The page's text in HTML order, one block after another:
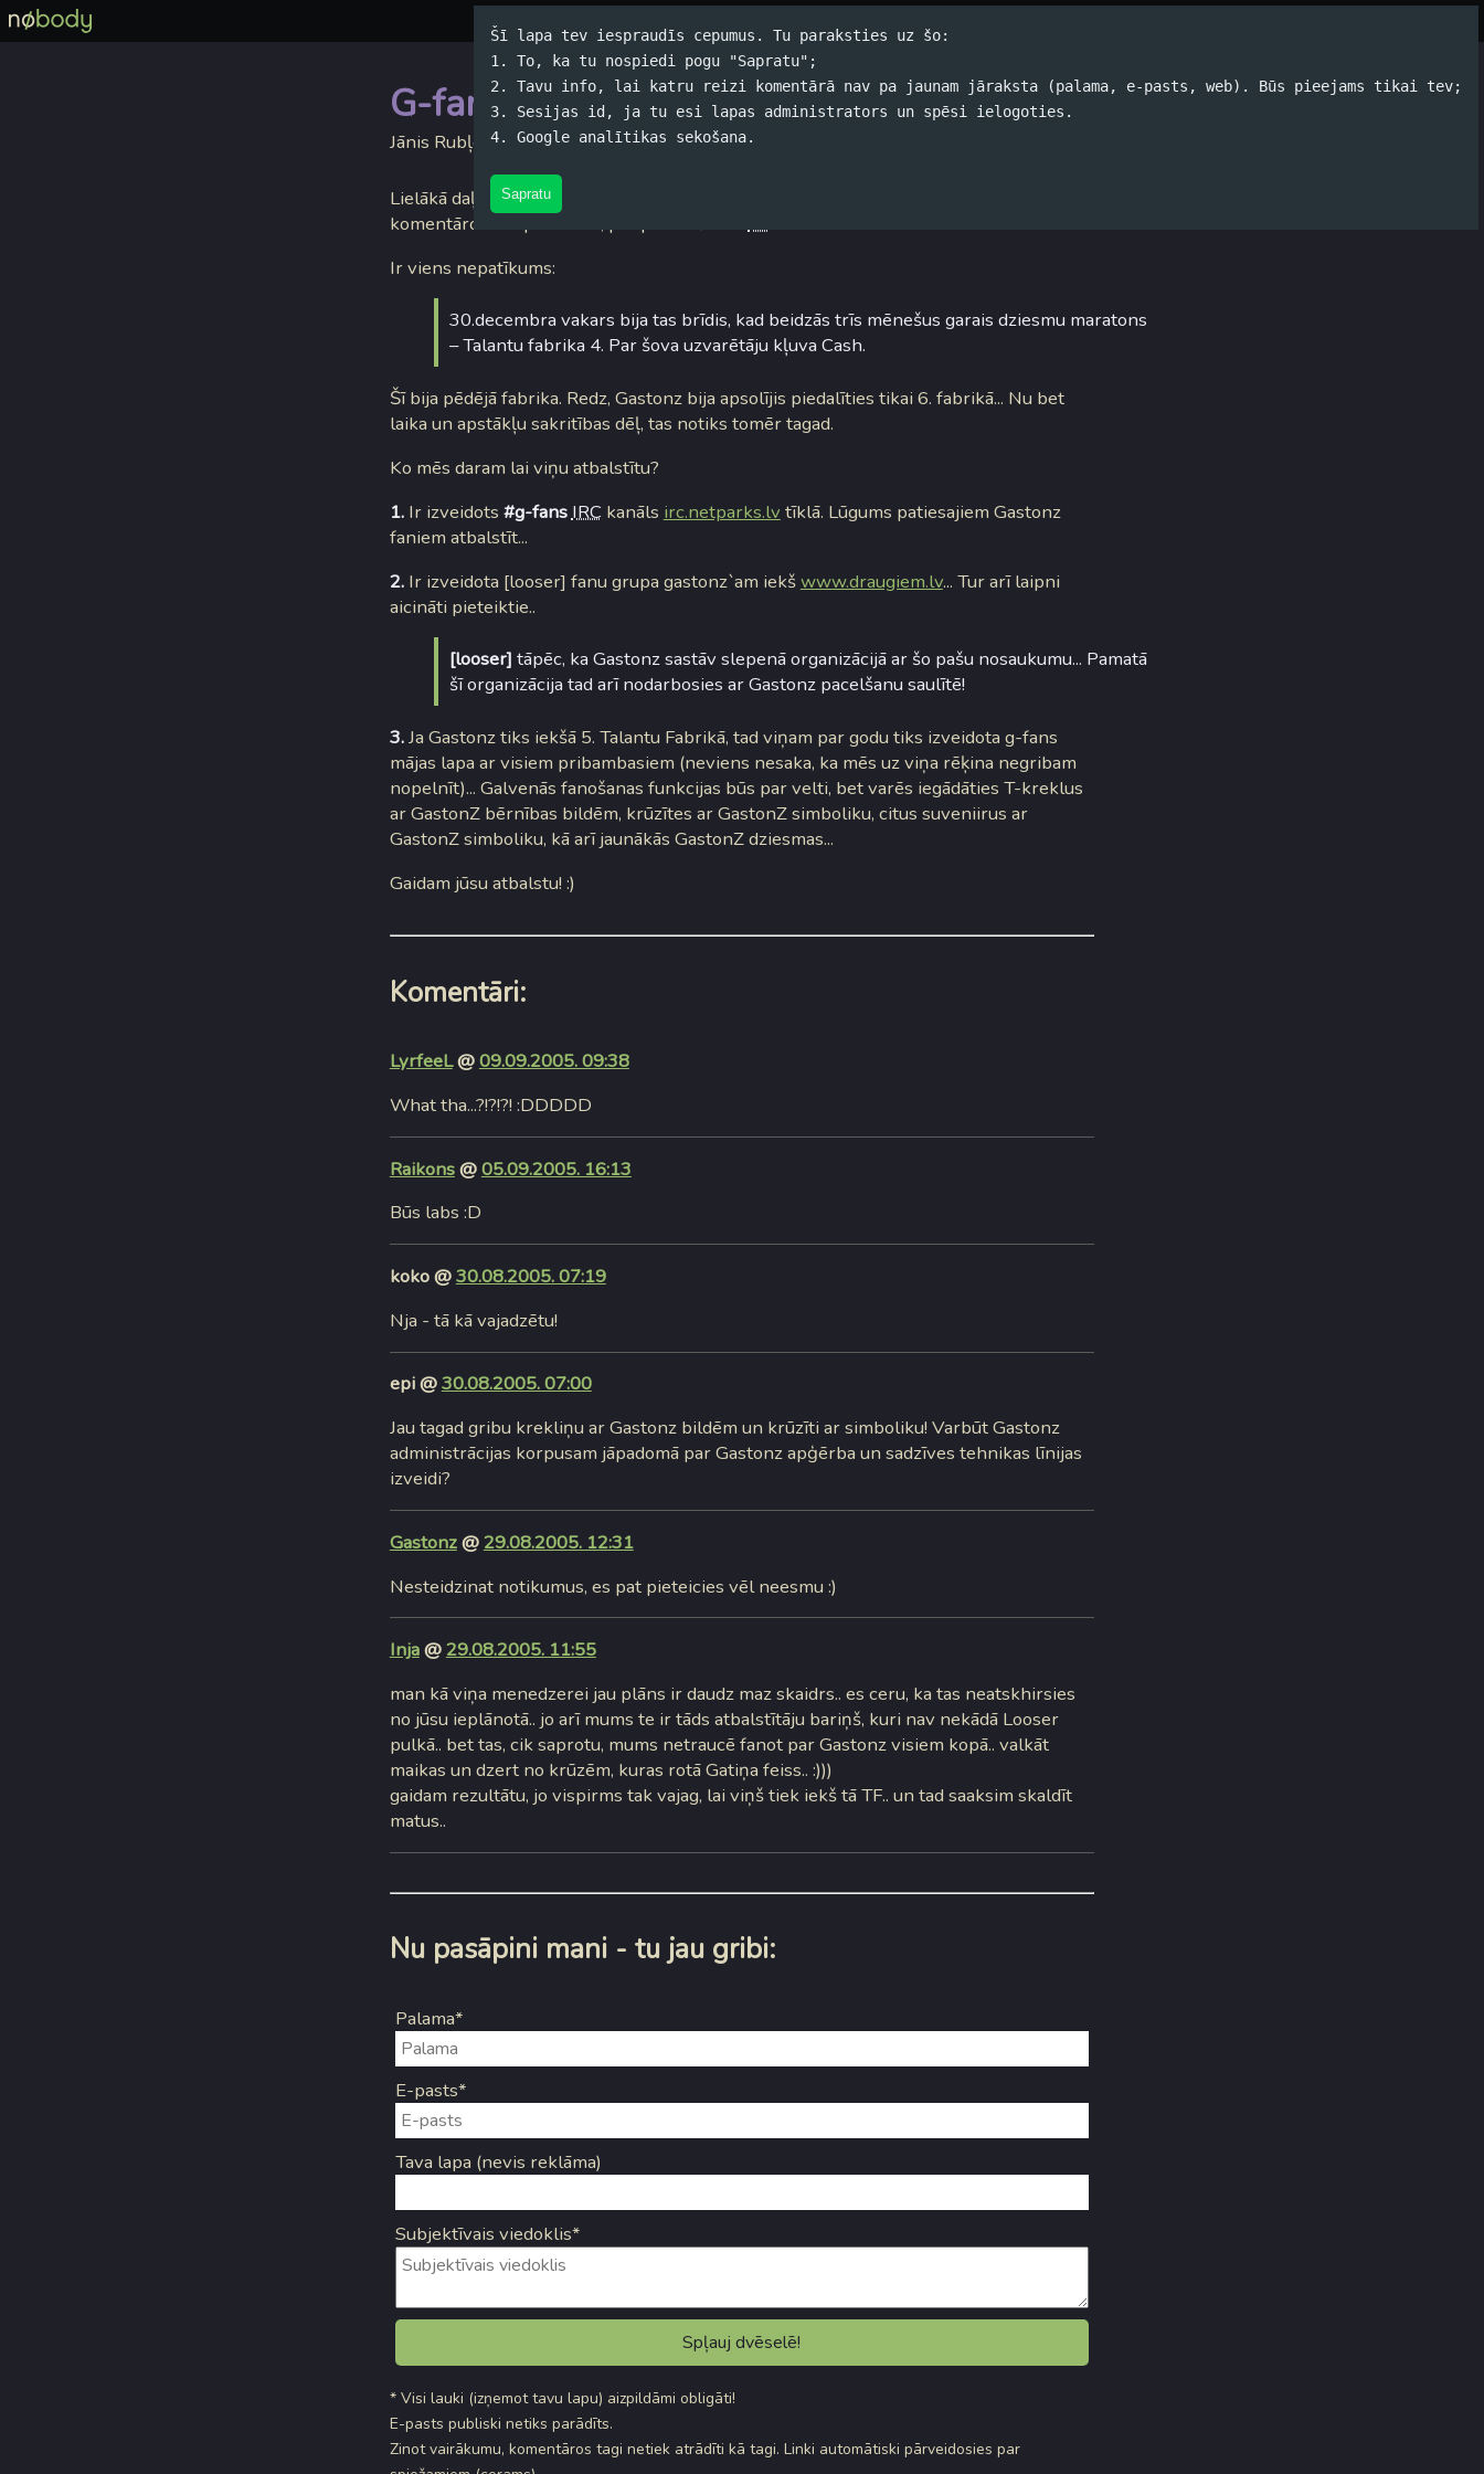
Šī lapa tev iespraudīs cepumus. Tu paraksties uz šo:
1. To, ka tu nospiedi pogu "Sapratu";
2. Tavu info, lai katru reizi komentārā nav pa jaunam jāraksta (palama, e-pasts, web). Būs pieejams tikai tev;
3. Sesijas id, ja tu esi lapas administrators un spēsi ielogoties.
4. Google analītikas sekošana.
Sapratu
G-fans
Jānis Rubļevskis (koko) / 29.08.2005. 07:23 /
Lielākā daļa jau ir dzirdējusi, ka
komentāros var palasīties, par pieteikšanosTF
Ir viens nepatīkums:
30.decembra vakars bija tas brīdis, kad beidzās trīs mēnešus garais dziesmu maratons
– Talantu fabrika 4. Par šova uzvarētāju kļuva Cash.
Šī bija pēdējā fabrika. Redz, Gastonz bija apsolījis piedalīties tikai 6. fabrikā... Nu bet
laika un apstākļu sakritības dēļ, tas notiks tomēr tagad.
Ko mēs daram lai viņu atbalstītu?
1.Ir izveidots #g-fansIRC kanāls irc.netparks.lv tīklā. Lūgums patiesajiem Gastonz
faniem atbalstīt...
2.Ir izveidota [looser] fanu grupa gastonz`am iekšwww.draugiem.lv... Tur arī laipni
aicināti pieteiktie..
[looser] tāpēc, ka Gastonz sastāv slepenā organizācijā ar šo pašu nosaukumu... Pamatā
šī organizācija tad arī nodarbosies ar Gastonz pacelšanu saulītē!
3.Ja Gastonz tiks iekšā 5. Talantu Fabrikā, tad viņam par godu tiks izveidota g-fans
mājas lapa ar visiem pribambasiem (neviens nesaka, ka mēs uz viņa rēķina negribam
nopelnīt)... Galvenās fanošanas funkcijas būs par velti, bet varēs iegādāties T-kreklus
ar GastonZ bērnības bildēm, krūzītes ar GastonZ simboliku, citus suveniirus ar
GastonZ simboliku, kā arī jaunākās GastonZ dziesmas...
Gaidam jūsu atbalstu! :)
Komentāri:
LyrfeeL@09.09.2005. 09:38
What tha...?!?!?! :DDDDD
Raikons@05.09.2005. 16:13
Būs labs :D
koko @30.08.2005. 07:19
Nja - tā kā vajadzētu!
epi @30.08.2005. 07:00
Jau tagad gribu krekliņu ar Gastonz bildēm un krūzīti ar simboliku! Varbūt Gastonz
administrācijas korpusam jāpadomā par Gastonz apģērba un sadzīves tehnikas līnijas
izveidi?
Gastonz@29.08.2005. 12:31
Nesteidzinat notikumus, es pat pieteicies vēl neesmu :)
Inja@29.08.2005. 11:55
man kā viņa menedzerei jau plāns ir daudz maz skaidrs.. es ceru, ka tas neatskhirsies
no jūsu ieplānotā.. jo arī mums te ir tāds atbalstītāju bariņš, kuri nav nekādā Looser
pulkā.. bet tas, cik saprotu, mums netraucē fanot par Gastonz visiem kopā.. valkāt
maikas un dzert no krūzēm, kuras rotā Gatiņa feiss.. :)))
gaidam rezultātu, jo vispirms tak vajag, lai viņš tiek iekš tā TF.. un tad saaksim skaldīt
matus..
Nu pasāpini mani - tu jau gribi:
Palama*
E-pasts*
Tava lapa (nevis reklāma)
Subjektīvais viedoklis*
* Visi lauki (izņemot tavu lapu) aizpildāmi obligāti!
E-pasts publiski netiks parādīts.
Zinot vairākumu, komentāros tagi netiek atrādīti kā tagi. Linki automātiski pārveidosies par